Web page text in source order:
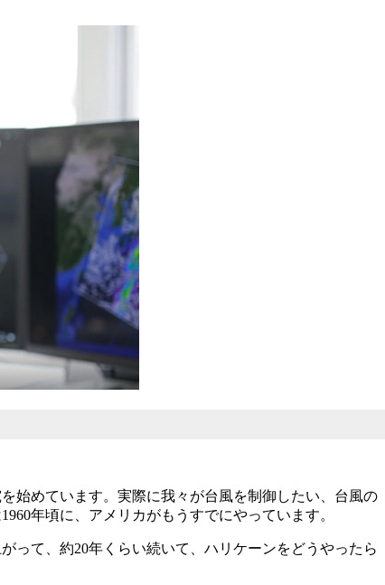
始めています。実際に我々が台風を制御したい、台風の
年頃に、アメリカがもうすでにやっています。
って、約20年くらい続いて、ハリケーンをどうやったら